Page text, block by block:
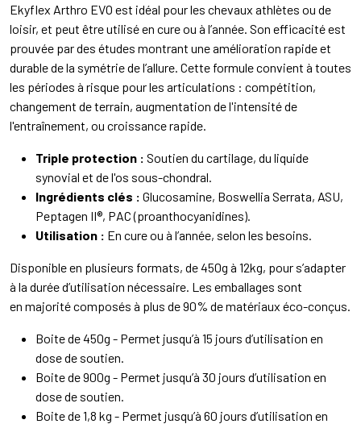
Ekyflex Arthro EVO est idéal pour les chevaux athlètes ou de
loisir, et peut être utilisé en cure ou à l’année. Son efficacité est
prouvée par des études montrant une amélioration rapide et
durable de la symétrie de l’allure. Cette formule convient à toutes
les périodes à risque pour les articulations : compétition,
changement de terrain, augmentation de l'intensité de
l'entraînement, ou croissance rapide.
Triple protection : Soutien du cartilage, du liquide
synovial et de l'os sous-chondral.
Ingrédients clés : Glucosamine, Boswellia Serrata, ASU,
Peptagen II®, PAC (proanthocyanidines).
Utilisation : En cure ou à l’année, selon les besoins.
Disponible en plusieurs formats, de 450g à 12kg, pour s’adapter
à la durée d’utilisation nécessaire. Les emballages sont
en majorité composés à plus de 90% de matériaux éco-conçus.
Boite de 450g - Permet jusqu’à 15 jours d’utilisation en
dose de soutien.
Boite de 900g - Permet jusqu’à 30 jours d’utilisation en
dose de soutien.
Boite de 1,8 kg - Permet jusqu’à 60 jours d’utilisation en